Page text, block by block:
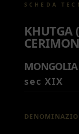
SCHEDA
KHUTGA
MONGOLIA
sec XIX